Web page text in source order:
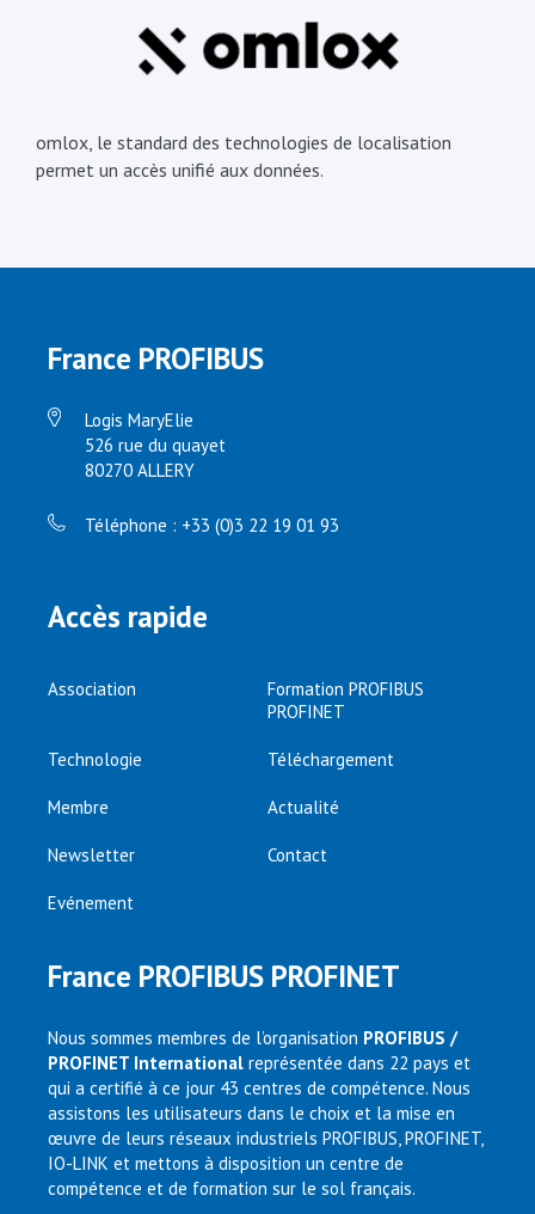
omlox, le standard des technologies de localisation
permet un accès unifié aux données.
France PROFIBUS
Logis MaryElie
526 rue du quayet
80270 ALLERY
Téléphone : +33 (0)3 22 19 01 93
Accès rapide
Association
Formation PROFIBUS
PROFINET
Technologie Téléchargement
Membre Actualité
Newsletter Contact
Evénement
France PROFIBUS PROFINET
Nous sommes membres de l’organisation PROFIBUS /
PROFINET International représentée dans 22 pays et
qui a certifié à ce jour 43 centres de compétence. Nous
assistons les utilisateurs dans le choix et la mise en
œuvre de leurs réseaux industriels PROFIBUS, PROFINET,
IO-LINK et mettons à disposition un centre de
compétence et de formation sur le sol français.